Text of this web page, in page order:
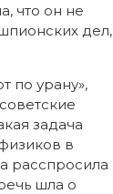
что он не
дел,
по урану»,
задача
в
расспросила
шла о